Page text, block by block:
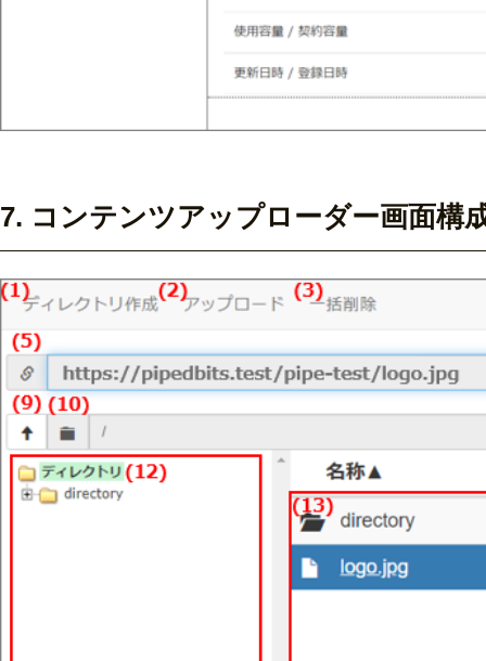
7. コンテンツアップローダー画面構